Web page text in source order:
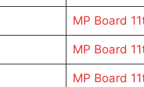
MP Board
MP Board
MP Board